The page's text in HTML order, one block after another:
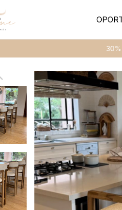
30% de